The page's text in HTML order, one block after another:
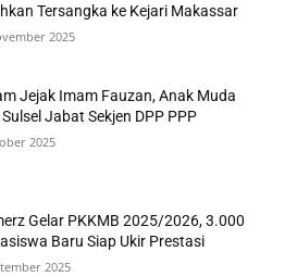
Tersangka ke Kejari Makassar
2025
Jejak Imam Fauzan, Anak Muda
Jabat Sekjen DPP PPP
2025
Gelar PKKMB 2025/2026, 3.000
Baru Siap Ukir Prestasi
2025